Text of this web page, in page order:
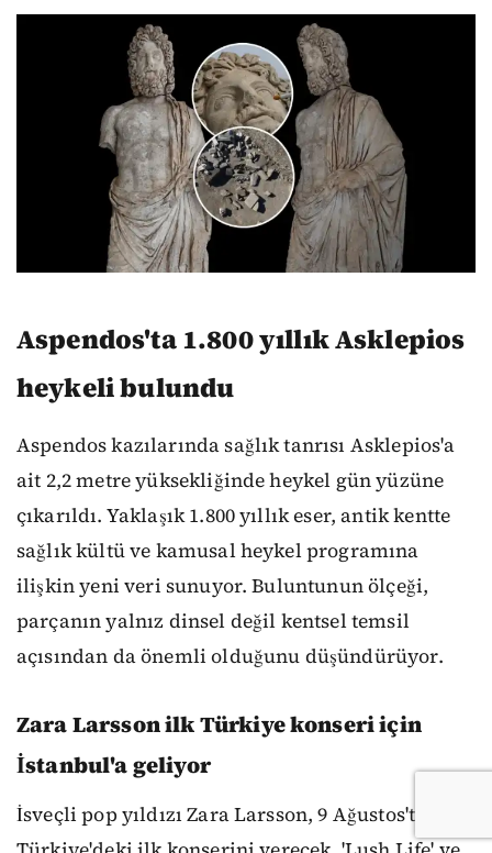
Aspendos'ta 1.800 yıllık Asklepios
heykeli bulundu
Aspendos kazılarında sağlık tanrısı Asklepios'a
ait 2,2 metre yüksekliğinde heykel gün yüzüne
çıkarıldı. Yaklaşık 1.800 yıllık eser, antik kentte
sağlık kültü ve kamusal heykel programına
ilişkin yeni veri sunuyor. Buluntunun ölçeği,
parçanın yalnız dinsel değil kentsel temsil
açısından da önemli olduğunu düşündürüyor.
Zara Larsson ilk Türkiye konseri için
İstanbul'a geliyor
İsveçli pop yıldızı Zara Larsson, 9 Ağustos'ta